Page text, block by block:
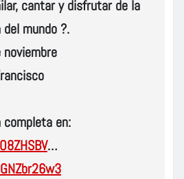
cantar y disfrutar de la
mundo ?.
completa en:
…